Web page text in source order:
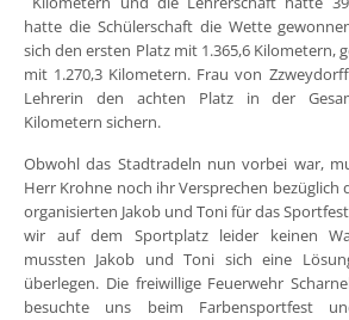
hatte die Schülerschaft die Wette
sich den ersten Platz mit 1.365,6 Kilometern,
mit 1.270,3 Kilometern. Frau von
Lehrerin den achten Platz in der
Kilometern sichern.
Obwohl das Stadtradeln nun vorbei war,
Herr Krohne noch ihr Versprechen bezüglich
organisierten Jakob und Toni für das
wir auf dem Sportplatz leider keinen
mussten Jakob und Toni sich eine
überlegen. Die freiwillige Feuerwehr
besuchte uns beim Farbensportfest